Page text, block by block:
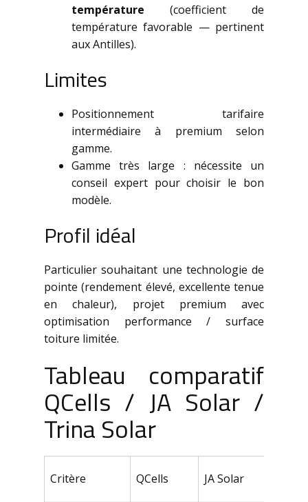
température (coefficient de
température favorable — pertinent
aux Antilles).
Limites
Positionnement tarifaire
intermédiaire à premium selon
gamme.
Gamme très large : nécessite un
conseil expert pour choisir le bon
modèle.
Profil idéal
Particulier souhaitant une technologie de
pointe (rendement élevé, excellente tenue
en chaleur), projet premium avec
optimisation performance / surface
toiture limitée.
Tableau comparatif
QCells / JA Solar /
Trina Solar
Critère QCells JA Solar